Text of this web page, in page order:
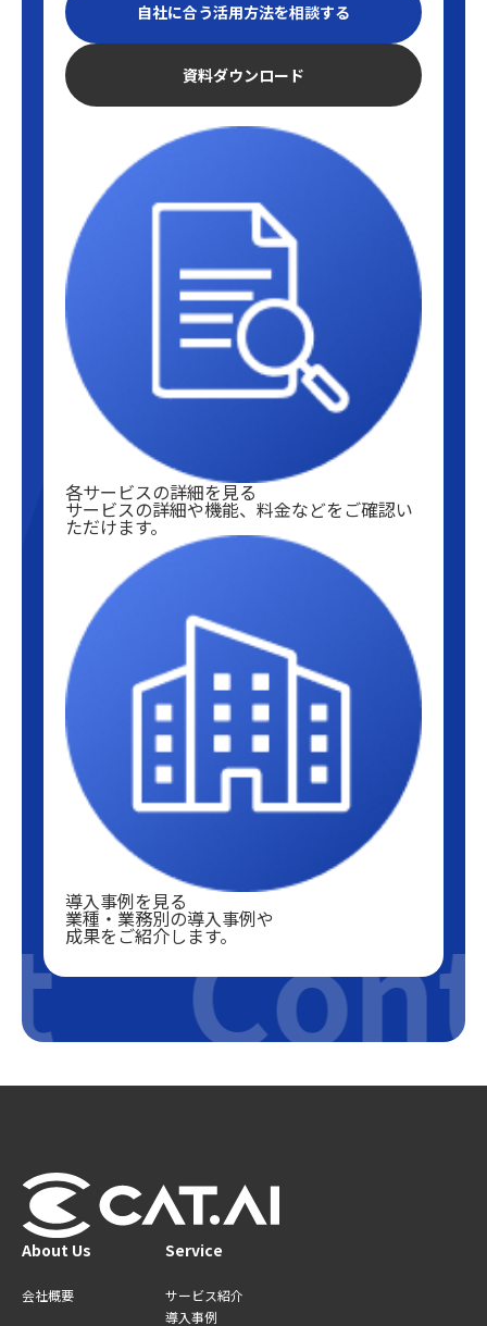
自社に合う活用方法を相談する
資料ダウンロード
各サービスの詳細を見る
サービスの詳細や機能、料金などをご確認い
ただけます。
導入事例を見る
業種・業務別の導入事例や
成果をご紹介します。
About Us
会社概要
Service
サービス紹介
導入事例